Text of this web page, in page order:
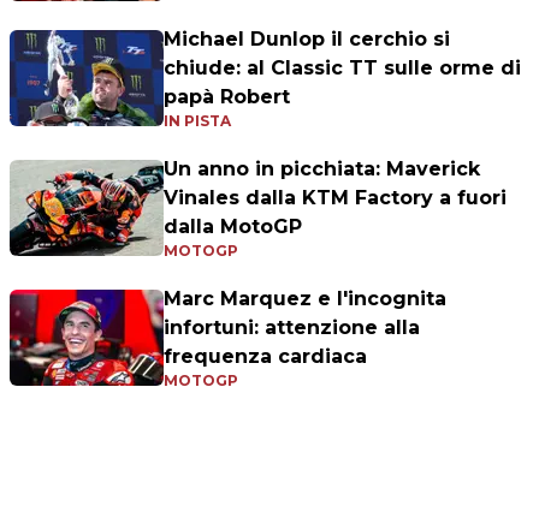
Michael Dunlop il cerchio si
chiude: al Classic TT sulle orme di
papà Robert
IN PISTA
Un anno in picchiata: Maverick
Vinales dalla KTM Factory a fuori
dalla MotoGP
MOTOGP
Marc Marquez e l'incognita
infortuni: attenzione alla
frequenza cardiaca
MOTOGP